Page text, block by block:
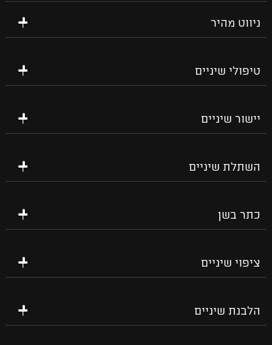
ניווט מהיר
טיפולי שיניים
יישור שיניים
השתלת שיניים
כתר בשן
ציפוי שיניים
הלבנת שיניים